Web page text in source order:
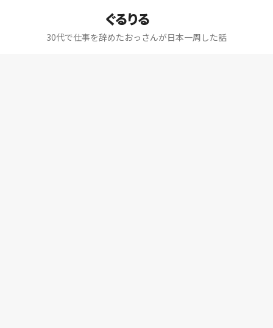
ぐるりる
30代で仕事を辞めたおっさんが日本一周した話